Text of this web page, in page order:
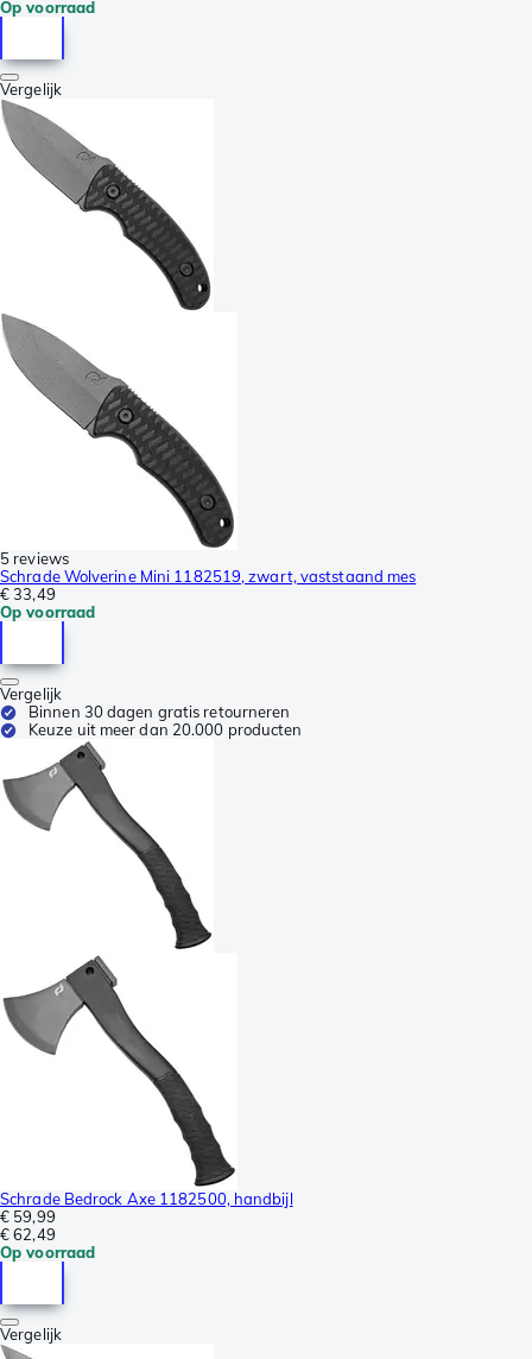
Op voorraad
Vergelijk
5 reviews
Schrade Wolverine Mini 1182519, zwart, vaststaand mes
€ 33,49
Op voorraad
Vergelijk
Binnen 30 dagen gratis retourneren
Keuze uit meer dan 20.000 producten
Schrade Bedrock Axe 1182500, handbijl
€ 59,99
€ 62,49
Op voorraad
Vergelijk